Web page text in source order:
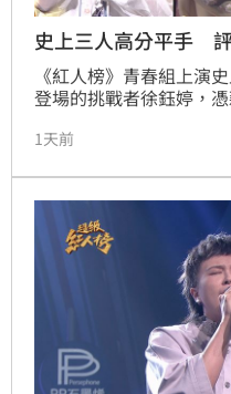
史上三人高分平手
《紅人榜》青春組上演
登場的挑戰者徐鈺婷，
同分的激烈局面，本週
己的特色，江宜潔則帶
獲得一致好評，熱田有
聲，再次證明百變的舞
陷入兩難，直
1天前